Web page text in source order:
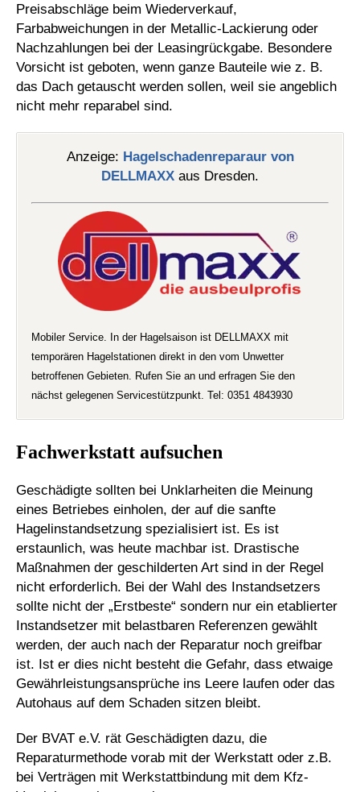
Preisabschläge beim Wiederverkauf,
Farbabweichungen in der Metallic-Lackierung oder
Nachzahlungen bei der Leasingrückgabe. Besondere
Vorsicht ist geboten, wenn ganze Bauteile wie z. B.
das Dach getauscht werden sollen, weil sie angeblich
nicht mehr reparabel sind.
Anzeige: Hagelschadenreparaur von
DELLMAXX aus Dresden.
Mobiler Service. In der Hagelsaison ist DELLMAXX mit
temporären Hagelstationen direkt in den vom Unwetter
betroffenen Gebieten. Rufen Sie an und erfragen Sie den
nächst gelegenen Servicestützpunkt. Tel: 0351 4843930
Fachwerkstatt aufsuchen
Geschädigte sollten bei Unklarheiten die Meinung
eines Betriebes einholen, der auf die sanfte
Hagelinstandsetzung spezialisiert ist. Es ist
erstaunlich, was heute machbar ist. Drastische
Maßnahmen der geschilderten Art sind in der Regel
nicht erforderlich. Bei der Wahl des Instandsetzers
sollte nicht der „Erstbeste“ sondern nur ein etablierter
Instandsetzer mit belastbaren Referenzen gewählt
werden, der auch nach der Reparatur noch greifbar
ist. Ist er dies nicht besteht die Gefahr, dass etwaige
Gewährleistungsansprüche ins Leere laufen oder das
Autohaus auf dem Schaden sitzen bleibt.
Der BVAT e.V. rät Geschädigten dazu, die
Reparaturmethode vorab mit der Werkstatt oder z.B.
bei Verträgen mit Werkstattbindung mit dem Kfz-